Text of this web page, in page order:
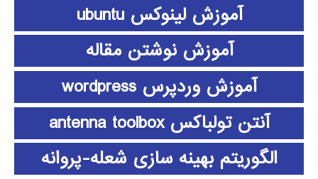
آموزش لینوکس ubuntu
آموزش نوشتن مقاله
آموزش وردپرس wordpress
آنتن تولباکس antenna toolbox
الگوریتم بهینه سازی شعله-پروانه